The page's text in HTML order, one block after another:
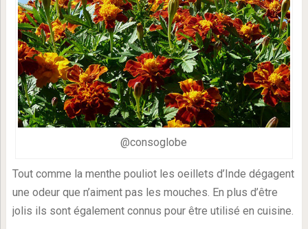
@consoglobe
Tout comme la menthe pouliot les oeillets d’Inde dégagent
une odeur que n’aiment pas les mouches. En plus d’être
jolis ils sont également connus pour être utilisé en cuisine.